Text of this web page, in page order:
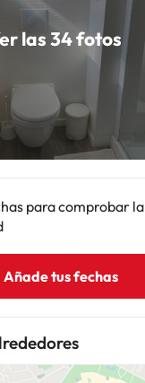
las 34 fotos
para comprobar la
Añade tus fechas